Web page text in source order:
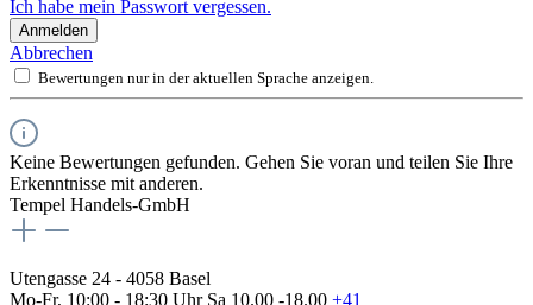
Ich habe mein Passwort vergessen.
Anmelden
Abbrechen
Bewertungen nur in der aktuellen Sprache anzeigen.
Keine Bewertungen gefunden. Gehen Sie voran und teilen Sie Ihre
Erkenntnisse mit anderen.
Tempel Handels-GmbH
Utengasse 24 - 4058 Basel
Mo-Fr, 10:00 - 18:30 Uhr Sa 10.00 -18.00 +41